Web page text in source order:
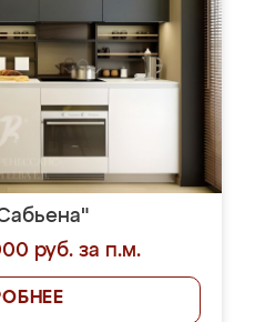
руб. за п.м.